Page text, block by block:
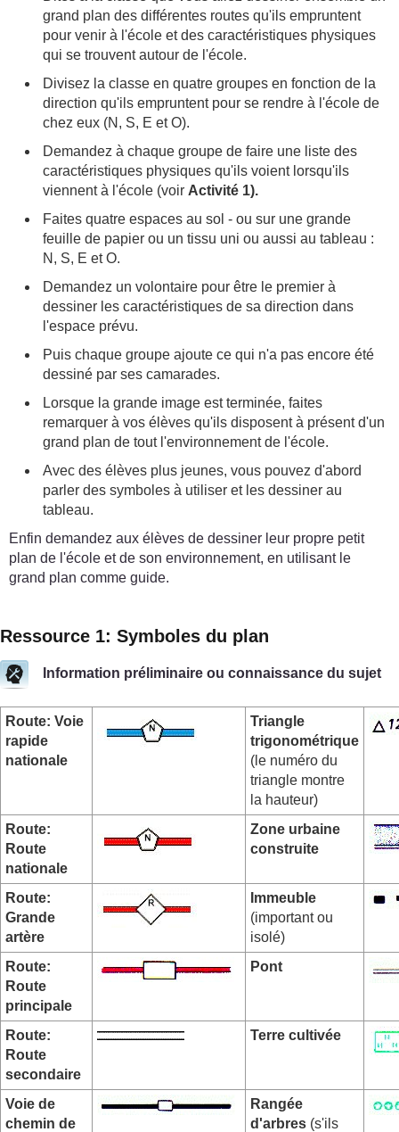
grand plan des différentes routes qu'ils empruntent
pour venir à l'école et des caractéristiques physiques
qui se trouvent autour de l'école.
Divisez la classe en quatre groupes en fonction de la
direction qu'ils empruntent pour se rendre à l'école de
chez eux (N, S, E et O).
Demandez à chaque groupe de faire une liste des
caractéristiques physiques qu'ils voient lorsqu'ils
viennent à l'école (voir Activité 1).
Faites quatre espaces au sol - ou sur une grande
feuille de papier ou un tissu uni ou aussi au tableau :
N, S, E et O.
Demandez un volontaire pour être le premier à
dessiner les caractéristiques de sa direction dans
l'espace prévu.
Puis chaque groupe ajoute ce qui n'a pas encore été
dessiné par ses camarades.
Lorsque la grande image est terminée, faites
remarquer à vos élèves qu'ils disposent à présent d'un
grand plan de tout l'environnement de l'école.
Avec des élèves plus jeunes, vous pouvez d'abord
parler des symboles à utiliser et les dessiner au
tableau.
Enfin demandez aux élèves de dessiner leur propre petit
plan de l'école et de son environnement, en utilisant le
grand plan comme guide.
Ressource 1: Symboles du plan
Information préliminaire ou connaissance du sujet
Route: Voie
rapide
nationale
Triangle
trigonométrique
(le numéro du
triangle montre
la hauteur)
Route:
Route
nationale
Zone urbaine
construite
Route:
Grande
artère
Immeuble
(important ou
isolé)
Route:
Route
principale
Pont
Route:
Route
secondaire
Terre cultivée
Voie de
chemin de
Rangée
d'arbres (s'ils